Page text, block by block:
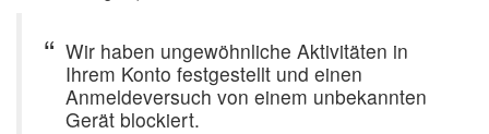
Wir haben ungewöhnliche Aktivitäten in
Ihrem Konto festgestellt und einen
Anmeldeversuch von einem unbekannten
Gerät blockiert.